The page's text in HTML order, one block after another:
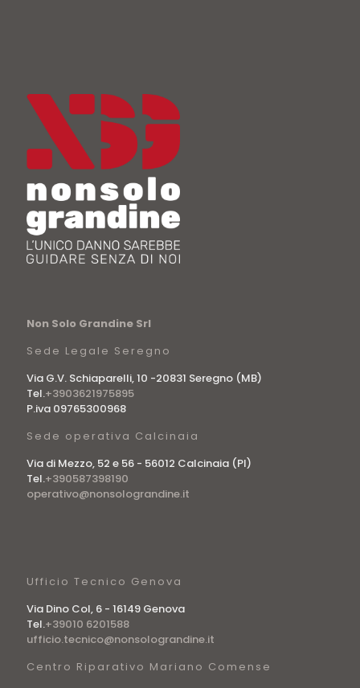
Non Solo Grandine Srl
Sede Legale Seregno
Via G.V. Schiaparelli, 10 -20831 Seregno (MB)
Tel.+3903621975895
P.iva 09765300968
Sede operativa Calcinaia
Via di Mezzo, 52 e 56 - 56012 Calcinaia (PI)
Tel.+390587398190
operativo@nonsolograndine.it
Ufficio Tecnico Genova
Via Dino Col, 6 - 16149 Genova
Tel.+39010 6201588
ufficio.tecnico@nonsolograndine.it
Centro Riparativo Mariano Comense